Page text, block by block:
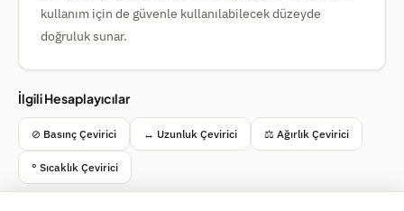
kullanım için de güvenle kullanılabilecek düzeyde
doğruluk sunar.
İlgili Hesaplayıcılar
⊘ Basınç Çevirici ↔ Uzunluk Çevirici ⚖ Ağırlık Çevirici
° Sıcaklık Çevirici